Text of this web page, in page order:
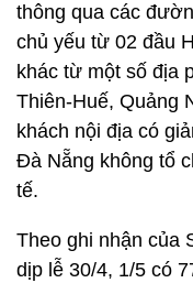
thông qua các
chủ yếu từ 02 đầu
khác từ một số địa
Thiên-Huế, Quảng
khách nội địa có
Đà Nẵng không tổ
tế.
Theo ghi nhận của
dịp lễ 30/4, 1/5 có